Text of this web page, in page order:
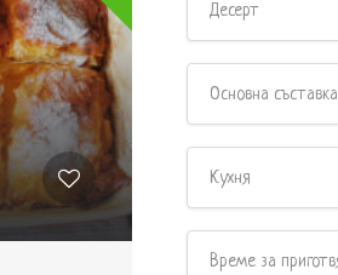
Десерт
Основна съставка
Кухня
Време за